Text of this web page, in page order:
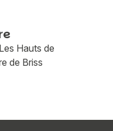
Hauts de
de Briss